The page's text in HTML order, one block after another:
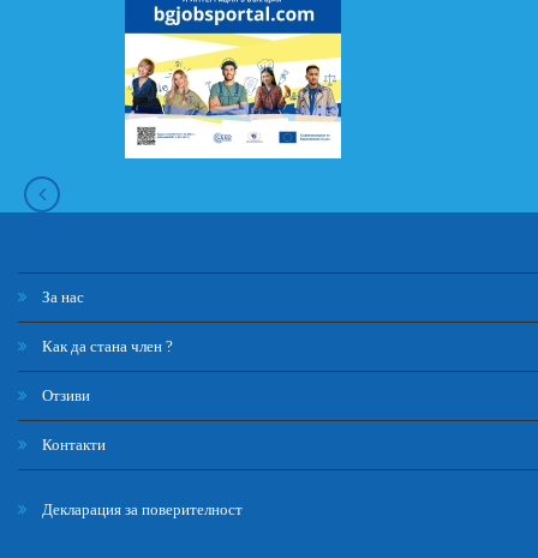
За нас
Как да стана член ?
Отзиви
Контакти
Декларация за поверителност